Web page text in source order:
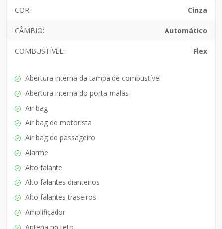
COR: Cinza
CÂMBIO: Automático
COMBUSTÍVEL: Flex
Abertura interna da tampa de combustível
Abertura interna do porta-malas
Air bag
Air bag do motorista
Air bag do passageiro
Alarme
Alto falante
Alto falantes dianteiros
Alto falantes traseiros
Amplificador
Antena no teto